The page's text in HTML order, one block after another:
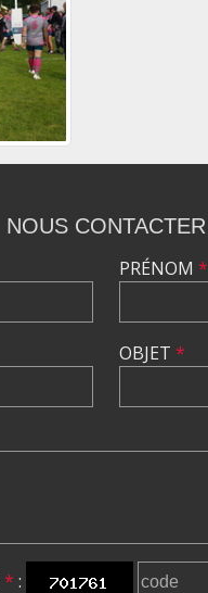
NOUS CONTACTER
PRÉNOM *
OBJET *
* :